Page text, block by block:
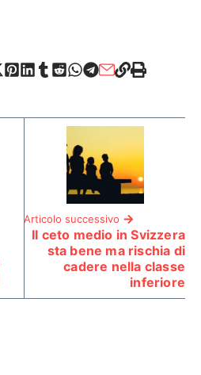
Articolo successivo
Il ceto medio in Svizzera
sta bene ma rischia di
cadere nella classe
inferiore